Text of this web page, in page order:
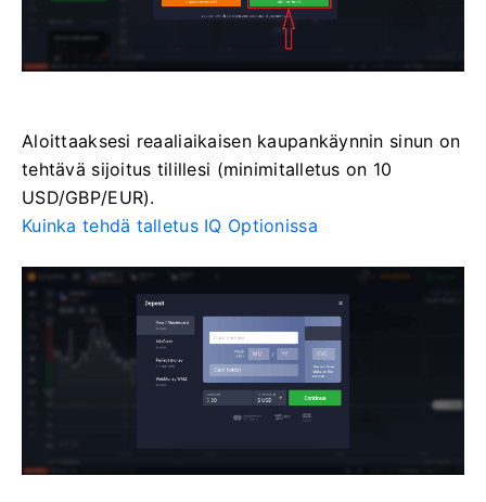
Aloittaaksesi reaaliaikaisen kaupankäynnin sinun on
tehtävä sijoitus tilillesi (minimitalletus on 10
USD/GBP/EUR).
Kuinka tehdä talletus IQ Optionissa